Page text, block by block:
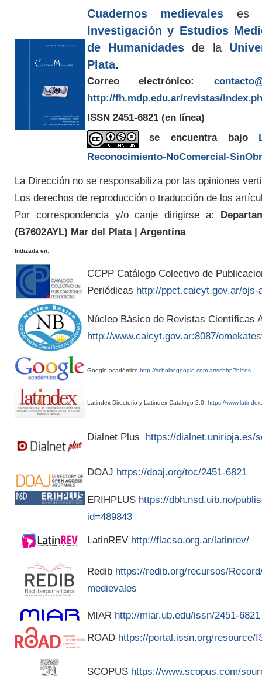
Cuadernos medievales es
Investigación y Estudios
de Humanidades de la
Plata.
Correo electrónico:
http://fh.mdp.edu.ar/revistas/
ISSN 2451-6821 (en línea)
se encuentra bajo
Reconocimiento-NoComercial-
La Dirección no se responsabiliza por las opiniones
Los derechos de reproducción o traducción de los
Por correspondencia y/o canje dirigirse a:
(B7602AYL) Mar del Plata | Argentina
Indizada en:
CCPP Catálogo Colectivo de
Periódicas http://ppct.caicyt.gov.ar/ojs-
Núcleo Básico de Revistas Científicas
http://www.caicyt.gov.ar:8087/
Google académico http://scholar.google.com.ar/schhp?hl=es
Latindex Directorio y Latindex Catálogo 2.0 https://
Dialnet Plus https://dialnet.unirioja.es/
DOAJ https://doaj.org/toc/2451-6821
ERIHPLUS https://dbh.nsd.uib.no/
id=489843
LatinREV http://flacso.org.ar/latinrev/
Redib https://redib.org/recursos/
medievales
MIAR http://miar.ub.edu/issn/2451-6821
ROAD https://portal.issn.org/resource/
SCOPUS https://www.scopus.com/